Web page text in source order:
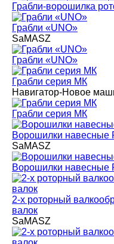
Грабли-ворошилка
Грабли «UNO»
SaMASZ
Грабли «UNO»
Грабли серия MК
Навигатор-Новое
Грабли серия MК
Ворошилки навесные
SaMASZ
Ворошилки навесные
2-х роторный
валок
SaMASZ